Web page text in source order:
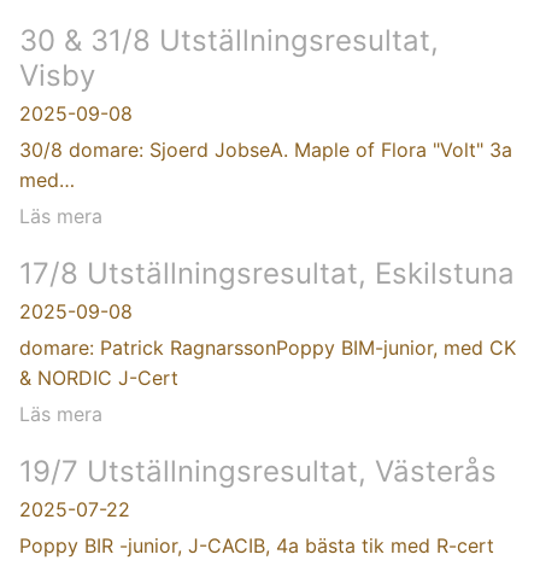
30 & 31/8 Utställningsresultat,
Visby
2025-09-08
30/8 domare: Sjoerd JobseA. Maple of Flora "Volt" 3a
med…
Läs mera
17/8 Utställningsresultat, Eskilstuna
2025-09-08
domare: Patrick RagnarssonPoppy BIM-junior, med CK
& NORDIC J-Cert
Läs mera
19/7 Utställningsresultat, Västerås
2025-07-22
Poppy BIR -junior, J-CACIB, 4a bästa tik med R-cert